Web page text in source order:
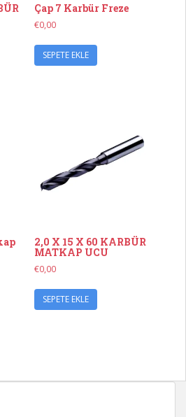
Çap 7 Karbür Freze
€0,00
SEPETE EKLE
2,0 X 15 X 60 KARBÜR
MATKAP UCU
€0,00
SEPETE EKLE